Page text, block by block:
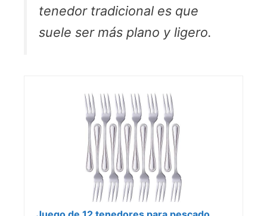
tenedor tradicional es que
suele ser más plano y ligero.